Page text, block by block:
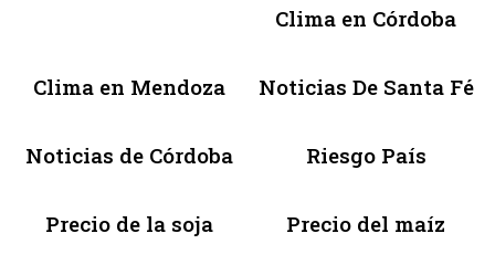
Clima en Córdoba
Clima en Mendoza Noticias De Santa Fé
Noticias de Córdoba Riesgo País
Precio de la soja Precio del maíz